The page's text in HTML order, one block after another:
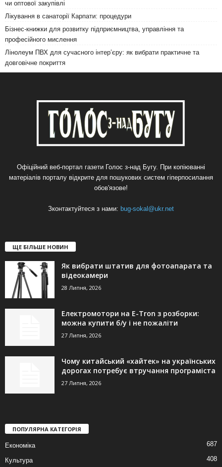
чи оптової закупівлі
Лікування в санаторії Карпати: процедури
Бізнес-книжки для розвитку підприємництва, управління та
професійного мислення
Лінолеум ПВХ для сучасного інтер’єру: як вибрати практичне та
довговічне покриття
Офіційний веб-портал газети Голос з-над Бугу. При копіюванні
матеріалів порталу відкрите для пошукових систем гіперпосилання
обов'язове!
Зконтактуйтеся з нами: bug-sokal@ukr.net
ЩЕ БІЛЬШЕ НОВИН
Як вибрати штатив для фотоапарата та
відеокамери
28 Липня, 2026
Електромотори на E-Tron з розборки:
можна купити б/у і не пожаліти
27 Липня, 2026
Чому китайський «хайтек» на українських
дорогах потребує втручання програміста
27 Липня, 2026
ПОПУЛЯРНА КАТЕГОРІЯ
Економіка 687
Культура 408